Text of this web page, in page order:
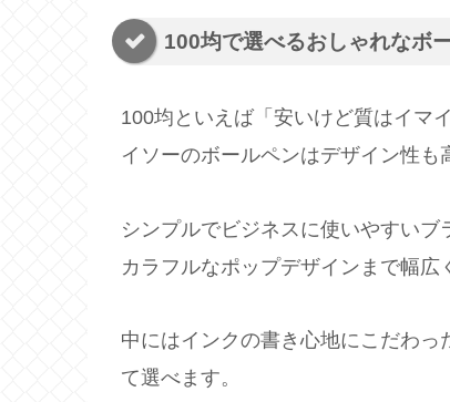
100均で選べるおしゃれなボ
100均といえば「安いけど質はイマ
イソーのボールペンはデザイン性も
シンプルでビジネスに使いやすい
カラフルなポップデザインまで幅広
中にはインクの書き心地にこだわ
て選べます。